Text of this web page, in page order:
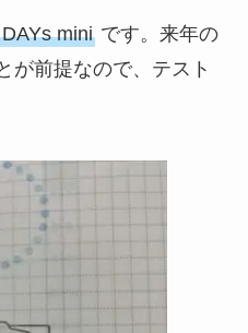
miniです。来年の
が前提なので、テスト